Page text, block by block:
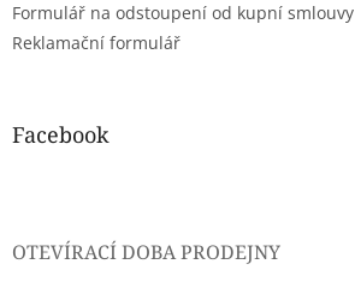
Formulář na odstoupení od kupní smlouvy
Reklamační formulář
Facebook
OTEVÍRACÍ DOBA PRODEJNY